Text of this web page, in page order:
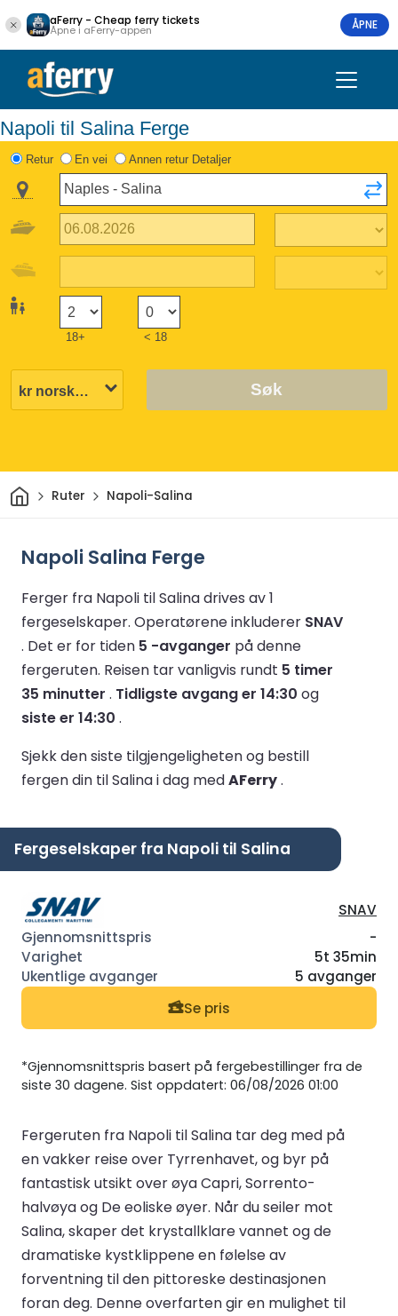
aFerry - Cheap ferry tickets
Åpne i aFerry-appen ÅPNE
Napoli til Salina Ferge
Retur En vei Annen retur Detaljer
18+ < 18
Søk
HjemRuter Napoli-Salina
Napoli Salina Ferge
Ferger fra Napoli til Salina drives av 1
fergeselskaper. Operatørene inkluderer SNAV
. Det er for tiden 5 -avganger på denne
fergeruten. Reisen tar vanligvis rundt 5 timer
35 minutter . Tidligste avgang er 14:30 og
siste er 14:30 .
Sjekk den siste tilgjengeligheten og bestill
fergen din til Salina i dag medAFerry.
Fergeselskaper fra Napoli til Salina
SNAV
-
5t 35min
5 avganger
Se pris
*Gjennomsnittspris basert på fergebestillinger fra de
siste 30 dagene. Sist oppdatert: 06/08/2026 01:00
Fergeruten fra Napoli til Salina tar deg med på
en vakker reise over Tyrrenhavet, og byr på
fantastisk utsikt over øya Capri, Sorrento-
halvøya og De eoliske øyer. Når du seiler mot
Salina, skaper det krystallklare vannet og de
dramatiske kystklippene en følelse av
forventning til den pittoreske destinasjonen
foran deg. Denne overfarten gir en mulighet til